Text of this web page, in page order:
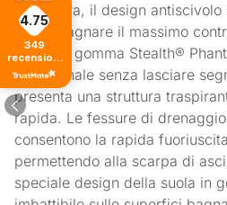
avventura, il design
fa guadagnare il massimo
sella. La gomma Stealth®
eccezionale senza lasciare
presenta una struttura
rapida. Le fessure di drenaggio
consentono la rapida
permettendo alla scarpa di
speciale design della suola in
4.75
349
recensioni
di tutti i